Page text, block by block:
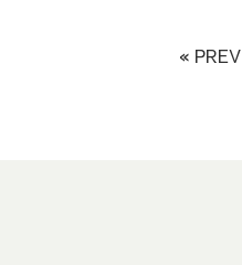
« PREV